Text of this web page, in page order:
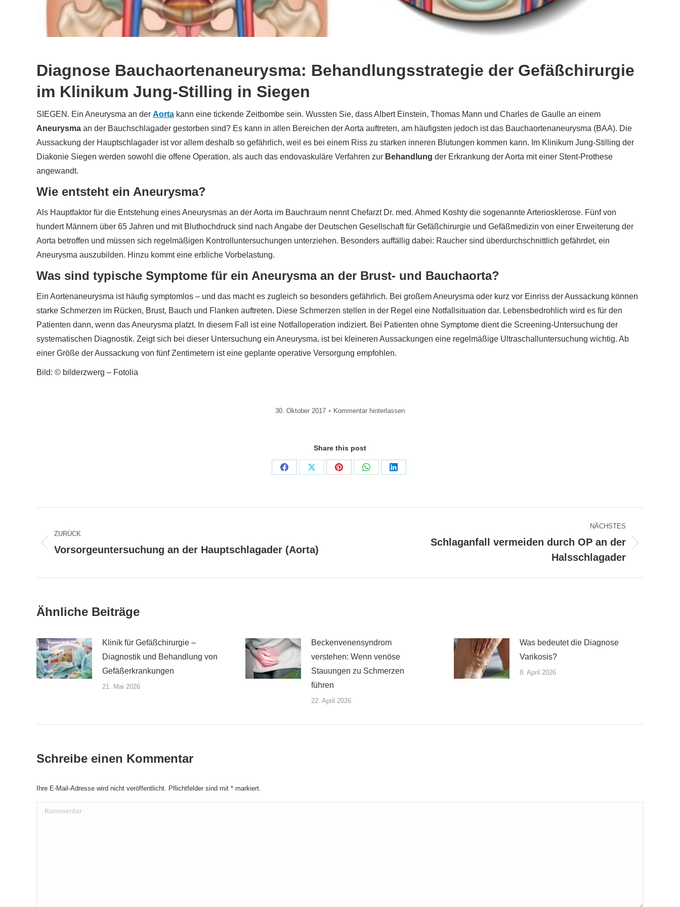
Diagnose Bauchaortenaneurysma: Behandlungsstrategie der Gefäßchirurgie
im Klinikum Jung-Stilling in Siegen
SIEGEN. Ein Aneurysma an der Aorta kann eine tickende Zeitbombe sein. Wussten Sie, dass Albert Einstein, Thomas Mann und Charles de Gaulle an einem
Aneurysma an der Bauchschlagader gestorben sind? Es kann in allen Bereichen der Aorta auftreten, am häufigsten jedoch ist das Bauchaortenaneurysma (BAA). Die
Aussackung der Hauptschlagader ist vor allem deshalb so gefährlich, weil es bei einem Riss zu starken inneren Blutungen kommen kann. Im Klinikum Jung-Stilling der
Diakonie Siegen werden sowohl die offene Operation, als auch das endovaskuläre Verfahren zur Behandlung der Erkrankung der Aorta mit einer Stent-Prothese
angewandt.
Wie entsteht ein Aneurysma?
Als Hauptfaktor für die Entstehung eines Aneurysmas an der Aorta im Bauchraum nennt Chefarzt Dr. med. Ahmed Koshty die sogenannte Arteriosklerose. Fünf von
hundert Männern über 65 Jahren und mit Bluthochdruck sind nach Angabe der Deutschen Gesellschaft für Gefäßchirurgie und Gefäßmedizin von einer Erweiterung der
Aorta betroffen und müssen sich regelmäßigen Kontrolluntersuchungen unterziehen. Besonders auffällig dabei: Raucher sind überdurchschnittlich gefährdet, ein
Aneurysma auszubilden. Hinzu kommt eine erbliche Vorbelastung.
Was sind typische Symptome für ein Aneurysma an der Brust- und Bauchaorta?
Ein Aortenaneurysma ist häufig symptomlos – und das macht es zugleich so besonders gefährlich. Bei großem Aneurysma oder kurz vor Einriss der Aussackung können
starke Schmerzen im Rücken, Brust, Bauch und Flanken auftreten. Diese Schmerzen stellen in der Regel eine Notfallsituation dar. Lebensbedrohlich wird es für den
Patienten dann, wenn das Aneurysma platzt. In diesem Fall ist eine Notfalloperation indiziert. Bei Patienten ohne Symptome dient die Screening-Untersuchung der
systematischen Diagnostik. Zeigt sich bei dieser Untersuchung ein Aneurysma, ist bei kleineren Aussackungen eine regelmäßige Ultraschalluntersuchung wichtig. Ab
einer Größe der Aussackung von fünf Zentimetern ist eine geplante operative Versorgung empfohlen.
Bild: © bilderzwerg – Fotolia
30. Oktober 2017 Kommentar hinterlassen
Share this post
Share
Share
Share
Share
Share
ZURÜCK
Vorheriger
Vorsorgeuntersuchung an der Hauptschlagader (Aorta)
NÄCHSTES
Schlaganfall vermeiden durch OP an der
Halsschlagader
Ähnliche Beiträge
Klinik für Gefäßchirurgie –
Diagnostik und Behandlung von
Gefäßerkrankungen
21. Mai 2026
Beckenvenensyndrom
verstehen: Wenn venöse
Stauungen zu Schmerzen
führen
22. April 2026
Was bedeutet die Diagnose
Varikosis?
8. April 2026
Schreibe einen Kommentar
Ihre E-Mail-Adresse wird nicht veröffentlicht. Pflichtfelder sind mit * markiert.
Kommentar